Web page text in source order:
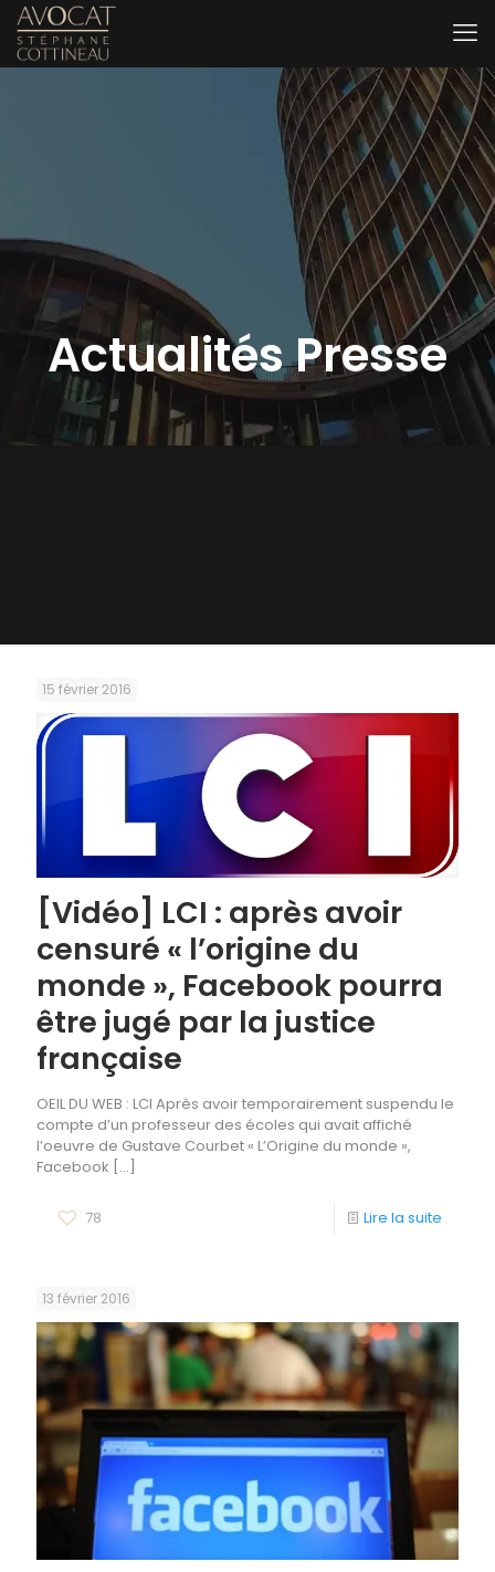
Actualités Presse
15 février 2016
[Vidéo] LCI : après avoir
censuré « l’origine du
monde », Facebook pourra
être jugé par la justice
française
OEIL DU WEB : LCI Après avoir temporairement suspendu le
compte d’un professeur des écoles qui avait affiché
l’oeuvre de Gustave Courbet « L’Origine du monde »,
Facebook […]
78 Lire la suite
13 février 2016